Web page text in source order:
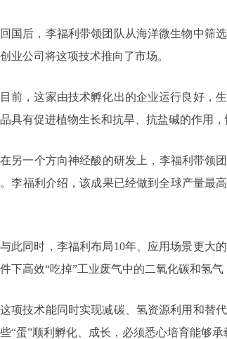
回国后，李福利带领团队从海洋微生物中筛
业公司将这项技术推向了市场。
目前，这家由技术孵化出的企业运行良好，
具有促进植物生长和抗旱、抗盐碱的作用
在另一个方向神经酸的研发上，李福利带领
李福利介绍，该成果已经做到全球产量最
与此同时，李福利布局10年、应用场景更大
下高效“吃掉”工业废气中的二氧化碳和氢
这项技术能同时实现减碳、氢资源利用和替
“蛋”顺利孵化、成长，必须悉心培育能够承